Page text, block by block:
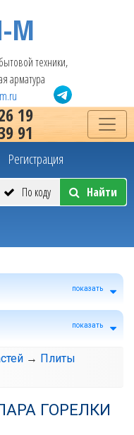
М
техники,
арматура
19
91
Регистрация
По коду Найти
показать
показать
→ Плиты
ГОРЕЛКИ